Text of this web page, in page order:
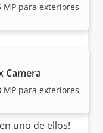
para exteriores
Camera
para exteriores
Tenemos
uno de ellos!